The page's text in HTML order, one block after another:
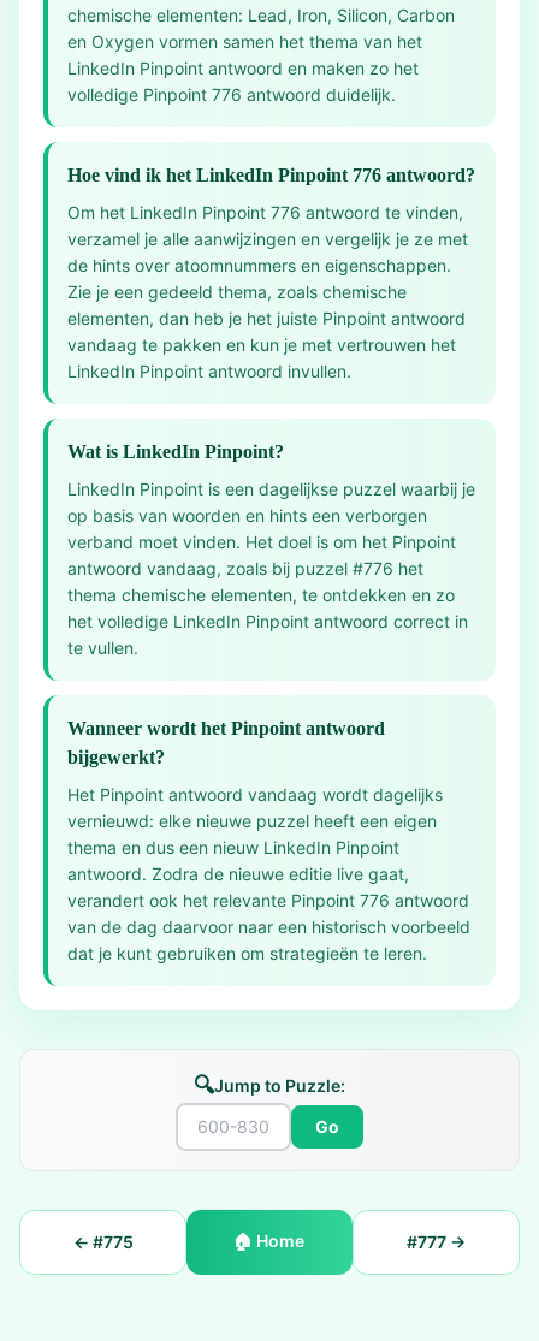
chemische elementen: Lead, Iron, Silicon, Carbon
en Oxygen vormen samen het thema van het
LinkedIn Pinpoint antwoord en maken zo het
volledige Pinpoint 776 antwoord duidelijk.
Hoe vind ik het LinkedIn Pinpoint 776 antwoord?
Om het LinkedIn Pinpoint 776 antwoord te vinden,
verzamel je alle aanwijzingen en vergelijk je ze met
de hints over atoomnummers en eigenschappen.
Zie je een gedeeld thema, zoals chemische
elementen, dan heb je het juiste Pinpoint antwoord
vandaag te pakken en kun je met vertrouwen het
LinkedIn Pinpoint antwoord invullen.
Wat is LinkedIn Pinpoint?
LinkedIn Pinpoint is een dagelijkse puzzel waarbij je
op basis van woorden en hints een verborgen
verband moet vinden. Het doel is om het Pinpoint
antwoord vandaag, zoals bij puzzel #776 het
thema chemische elementen, te ontdekken en zo
het volledige LinkedIn Pinpoint antwoord correct in
te vullen.
Wanneer wordt het Pinpoint antwoord
bijgewerkt?
Het Pinpoint antwoord vandaag wordt dagelijks
vernieuwd: elke nieuwe puzzel heeft een eigen
thema en dus een nieuw LinkedIn Pinpoint
antwoord. Zodra de nieuwe editie live gaat,
verandert ook het relevante Pinpoint 776 antwoord
van de dag daarvoor naar een historisch voorbeeld
dat je kunt gebruiken om strategieën te leren.
🔍Jump to Puzzle:
Go
← #775 🏠 Home #777→